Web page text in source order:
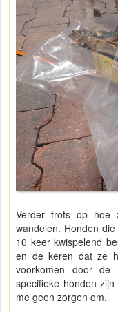
Verder trots op hoe
wandelen. Honden
10 keer kwispelend
en de keren dat ze
voorkomen door
specifieke honden
me geen zorgen om.